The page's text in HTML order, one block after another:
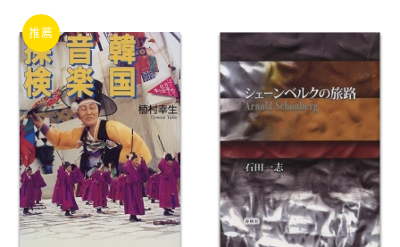
推薦